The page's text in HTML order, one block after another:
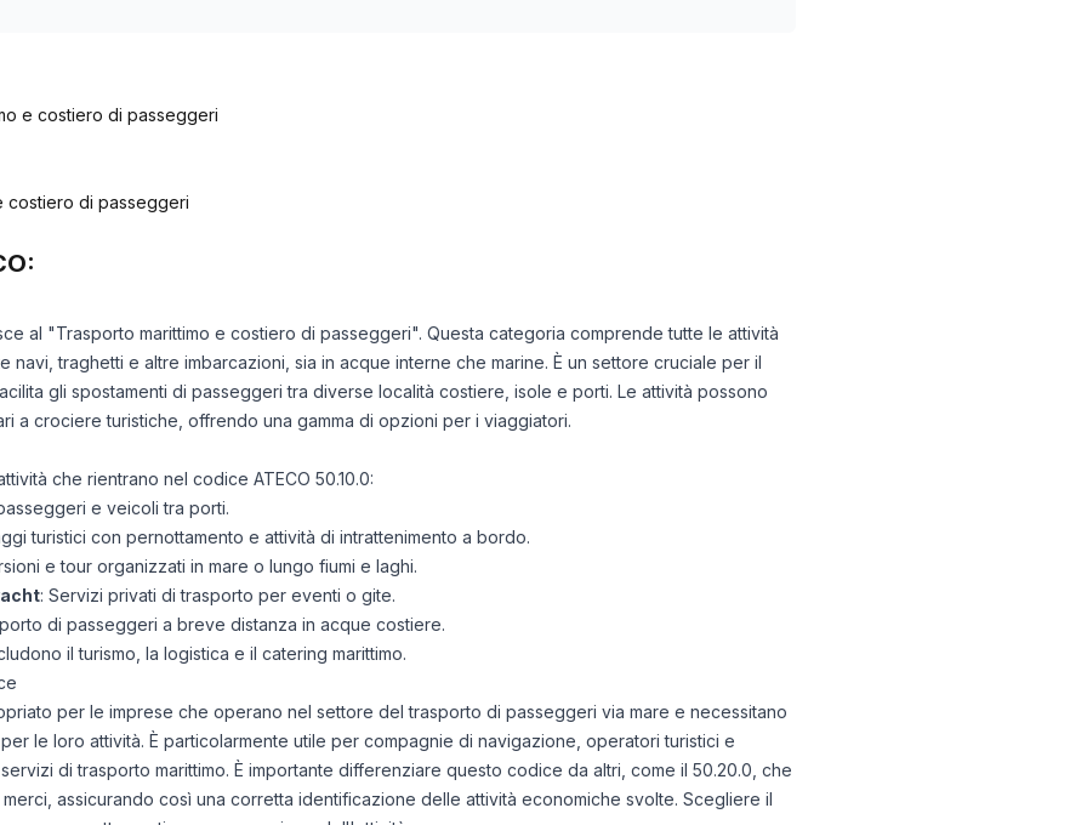
e costiero di passeggeri
costiero di passeggeri
al "Trasporto marittimo e costiero di passeggeri". Questa categoria comprende tutte le attività
navi, traghetti e altre imbarcazioni, sia in acque interne che marine. È un settore cruciale per il
gli spostamenti di passeggeri tra diverse località costiere, isole e porti. Le attività possono
a crociere turistiche, offrendo una gamma di opzioni per i viaggiatori.
che rientrano nel codice ATECO 50.10.0:
e veicoli tra porti.
turistici con pernottamento e attività di intrattenimento a bordo.
e tour organizzati in mare o lungo fiumi e laghi.
: Servizi privati di trasporto per eventi o gite.
di passeggeri a breve distanza in acque costiere.
il turismo, la logistica e il catering marittimo.
per le imprese che operano nel settore del trasporto di passeggeri via mare e necessitano
le loro attività. È particolarmente utile per compagnie di navigazione, operatori turistici e
di trasporto marittimo. È importante differenziare questo codice da altri, come il 50.20.0, che
assicurando così una corretta identificazione delle attività economiche svolte. Scegliere il